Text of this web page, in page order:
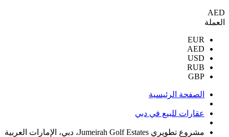
AED
العملة
EUR
AED
USD
RUB
GBP
الصفحة الرئيسية
عقارات للبيع في دبي
مشروع تطويري Jumeirah Golf Estates، دبي، الإمارات العربية